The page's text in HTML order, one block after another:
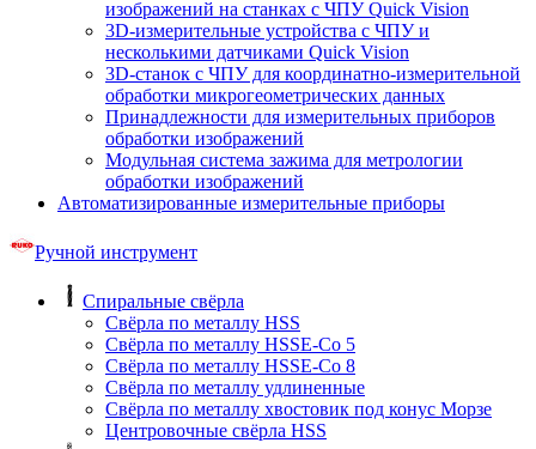
изображений на станках с ЧПУ Quick Vision
3D-измерительные устройства с ЧПУ и
несколькими датчиками Quick Vision
3D-станок с ЧПУ для координатно-измерительной
обработки микрогеометрических данных
Принадлежности для измерительных приборов
обработки изображений
Модульная система зажима для метрологии
обработки изображений
Автоматизированные измерительные приборы
Ручной инструмент
Спиральные свёрла
Свёрла по металлу HSS
Свёрла по металлу HSSE-Co 5
Свёрла по металлу HSSE-Co 8
Свёрла по металлу удлиненные
Свёрла по металлу хвостовик под конус Морзе
Центровочные свёрла HSS